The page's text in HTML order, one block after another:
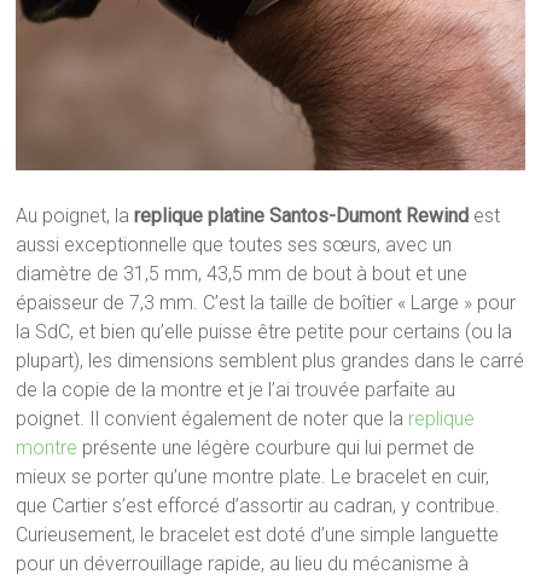
Au poignet, lareplique platine Santos-Dumont Rewind est
aussi exceptionnelle que toutes ses sœurs, avec un
diamètre de 31,5 mm, 43,5 mm de bout à bout et une
épaisseur de 7,3 mm. C’est la taille de boîtier « Large » pour
la SdC, et bien qu’elle puisse être petite pour certains (ou la
plupart), les dimensions semblent plus grandes dans le carré
de la copie de la montre et je l’ai trouvée parfaite au
poignet. Il convient également de noter que la replique
montre présente une légère courbure qui lui permet de
mieux se porter qu’une montre plate. Le bracelet en cuir,
que Cartier s’est efforcé d’assortir au cadran, y contribue.
Curieusement, le bracelet est doté d’une simple languette
pour un déverrouillage rapide, au lieu du mécanisme à